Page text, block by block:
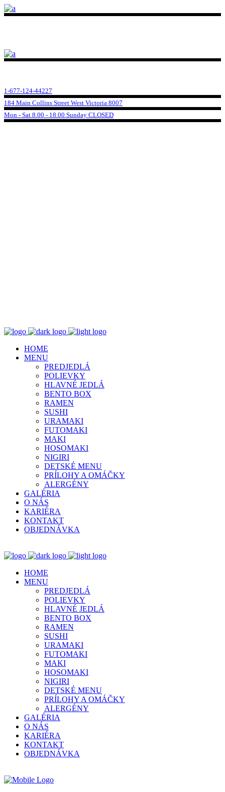
1-677-124-44227
184 Main Collins Street West Victoria 8007
Mon - Sat 8.00 - 18.00 Sunday CLOSED
HOME
MENU
PREDJEDLÁ
POLIEVKY
HLAVNÉ JEDLÁ
BENTO BOX
RAMEN
SUSHI
URAMAKI
FUTOMAKI
MAKI
HOSOMAKI
NIGIRI
DETSKÉ MENU
PRÍLOHY A OMÁČKY
ALERGÉNY
GALÉRIA
O NÁS
KARIÉRA
KONTAKT
OBJEDNÁVKA
HOME
MENU
PREDJEDLÁ
POLIEVKY
HLAVNÉ JEDLÁ
BENTO BOX
RAMEN
SUSHI
URAMAKI
FUTOMAKI
MAKI
HOSOMAKI
NIGIRI
DETSKÉ MENU
PRÍLOHY A OMÁČKY
ALERGÉNY
GALÉRIA
O NÁS
KARIÉRA
KONTAKT
OBJEDNÁVKA